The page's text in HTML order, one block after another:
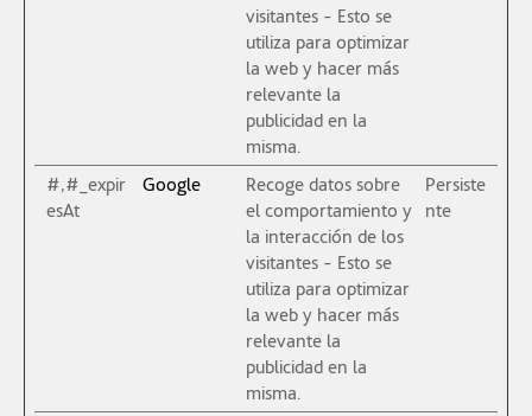
visitantes - Esto se
utiliza para optimizar
la web y hacer más
relevante la
publicidad en la
misma.
#,#_expir
esAt
Google
Recoge datos sobre
el comportamiento y
la interacción de los
visitantes - Esto se
utiliza para optimizar
la web y hacer más
relevante la
publicidad en la
misma.
Persiste
nte